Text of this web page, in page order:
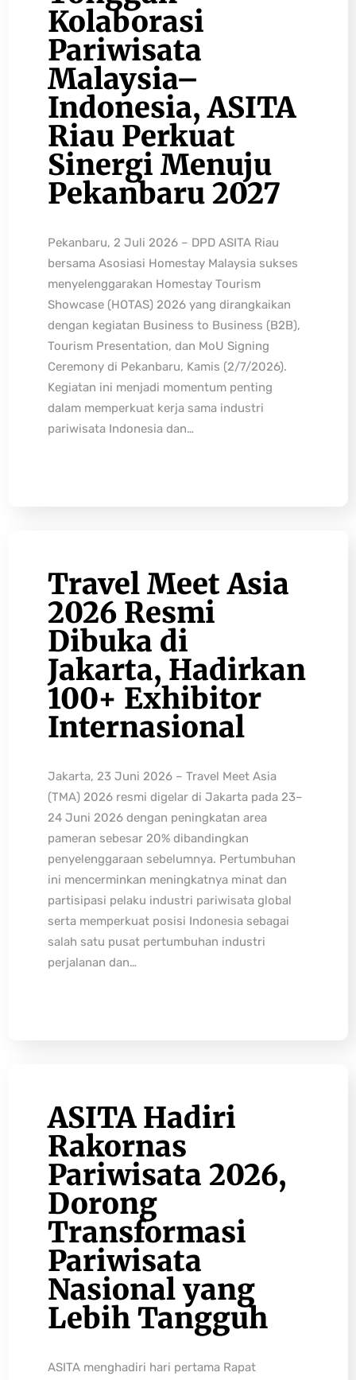
Kolaborasi
Pariwisata
Malaysia–
Indonesia, ASITA
Riau Perkuat
Sinergi Menuju
Pekanbaru 2027
Pekanbaru, 2 Juli 2026 – DPD ASITA Riau
bersama Asosiasi Homestay Malaysia sukses
menyelenggarakan Homestay Tourism
Showcase (HOTAS) 2026 yang dirangkaikan
dengan kegiatan Business to Business (B2B),
Tourism Presentation, dan MoU Signing
Ceremony di Pekanbaru, Kamis (2/7/2026).
Kegiatan ini menjadi momentum penting
dalam memperkuat kerja sama industri
pariwisata Indonesia dan…
Travel Meet Asia
2026 Resmi
Dibuka di
Jakarta, Hadirkan
100+ Exhibitor
Internasional
Jakarta, 23 Juni 2026 – Travel Meet Asia
(TMA) 2026 resmi digelar di Jakarta pada 23–
24 Juni 2026 dengan peningkatan area
pameran sebesar 20% dibandingkan
penyelenggaraan sebelumnya. Pertumbuhan
ini mencerminkan meningkatnya minat dan
partisipasi pelaku industri pariwisata global
serta memperkuat posisi Indonesia sebagai
salah satu pusat pertumbuhan industri
perjalanan dan…
ASITA Hadiri
Rakornas
Pariwisata 2026,
Dorong
Transformasi
Pariwisata
Nasional yang
Lebih Tangguh
ASITA menghadiri hari pertama Rapat